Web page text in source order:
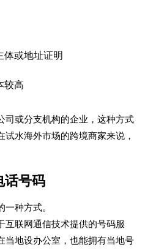
体或地址证明
较高
司或分支机构的企业，这种方式
试水海外市场的跨境商家来说，
话号码
种方式。
互联网通信技术提供的号码服
当地设办公室，也能拥有当地号